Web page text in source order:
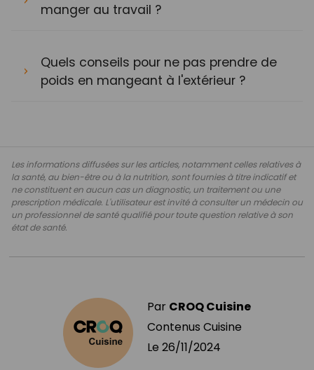
manger au travail ?
Quels conseils pour ne pas prendre de
poids en mangeant à l'extérieur ?
Les informations diffusées sur les articles, notamment celles relatives à
la santé, au bien-être ou à la nutrition, sont fournies à titre indicatif et
ne constituent en aucun cas un diagnostic, un traitement ou une
prescription médicale. L'utilisateur est invité à consulter un médecin ou
un professionnel de santé qualifié pour toute question relative à son
état de santé.
Par CROQ Cuisine
Contenus Cuisine
Le 26/11/2024